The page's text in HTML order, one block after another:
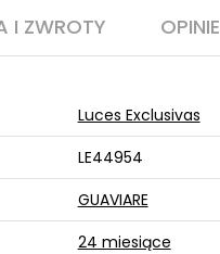
I ZWROTY OPINIE
Luces Exclusivas
LE44954
GUAVIARE
24 miesiące